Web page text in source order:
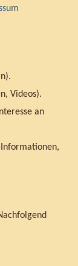
Videos).
an